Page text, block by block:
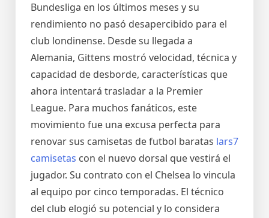
Bundesliga en los últimos meses y su
rendimiento no pasó desapercibido para el
club londinense. Desde su llegada a
Alemania, Gittens mostró velocidad, técnica y
capacidad de desborde, características que
ahora intentará trasladar a la Premier
League. Para muchos fanáticos, este
movimiento fue una excusa perfecta para
renovar sus camisetas de futbol baratas lars7
camisetas con el nuevo dorsal que vestirá el
jugador. Su contrato con el Chelsea lo vincula
al equipo por cinco temporadas. El técnico
del club elogió su potencial y lo considera